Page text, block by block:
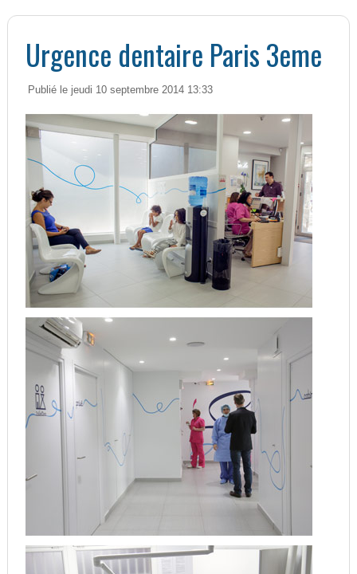
Urgence dentaire Paris 3eme
Publié le jeudi 10 septembre 2014 13:33